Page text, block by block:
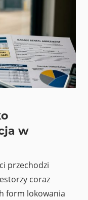
w
przechodzi
coraz
form lokowania